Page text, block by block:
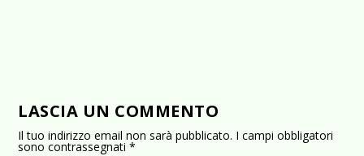
LASCIA UN COMMENTO
Il tuo indirizzo email non sarà pubblicato. I campi obbligatori
sono contrassegnati*